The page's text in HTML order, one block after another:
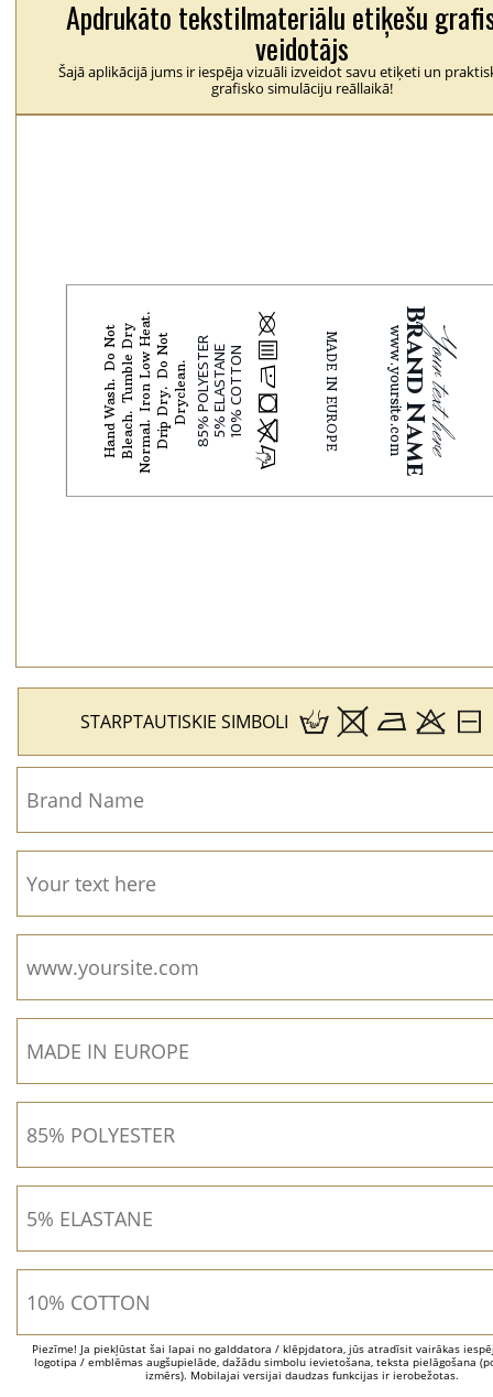
Apdrukāto tekstilmateriālu etiķešu
veidotājs
Šajā aplikācijā jums ir iespēja vizuāli izveidot savu etiķeti un
grafisko simulāciju reāllaikā!
Hand Wash
D
o
N
o
t
B
l
e
a
c
h
T
u
m
b
l
e
D
r
y
N
o
r
m
a
l
Iron Low Heat
Drip Dry
D
o
N
o
t
D
r
y
c
l
e
a
n
H
p
j
N
b
U
STARPTAUTISKIE SIMBOLI
Piezīme! Ja piekļūstat šai lapai no galddatora / klēpjdatora, jūs atradīsit vairākas
logotipa / emblēmas augšupielāde, dažādu simbolu ievietošana, teksta pielāgošana
izmērs). Mobilajai versijai daudzas funkcijas ir ierobežotas.